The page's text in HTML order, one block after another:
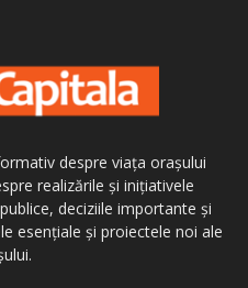
despre viața orașului
realizările și inițiativele
deciziile importante și
esențiale și proiectele noi ale